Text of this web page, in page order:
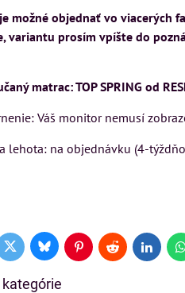
možné objednať vo viacerých
variantu prosím vpíšte do
matrac: TOP SPRING od
Váš monitor nemusí
lehota: na objednávku (4-
Twitter BlueskyPinterestReddit LinkedIn
kategórie